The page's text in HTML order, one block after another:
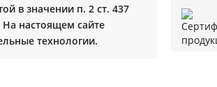
в значении п. 2 ст. 437
настоящем сайте
технологии.